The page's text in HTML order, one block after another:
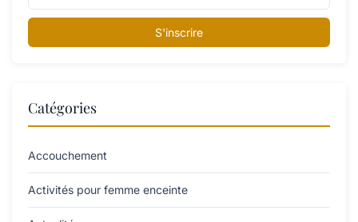
S'inscrire
Catégories
Accouchement
Activités pour femme enceinte